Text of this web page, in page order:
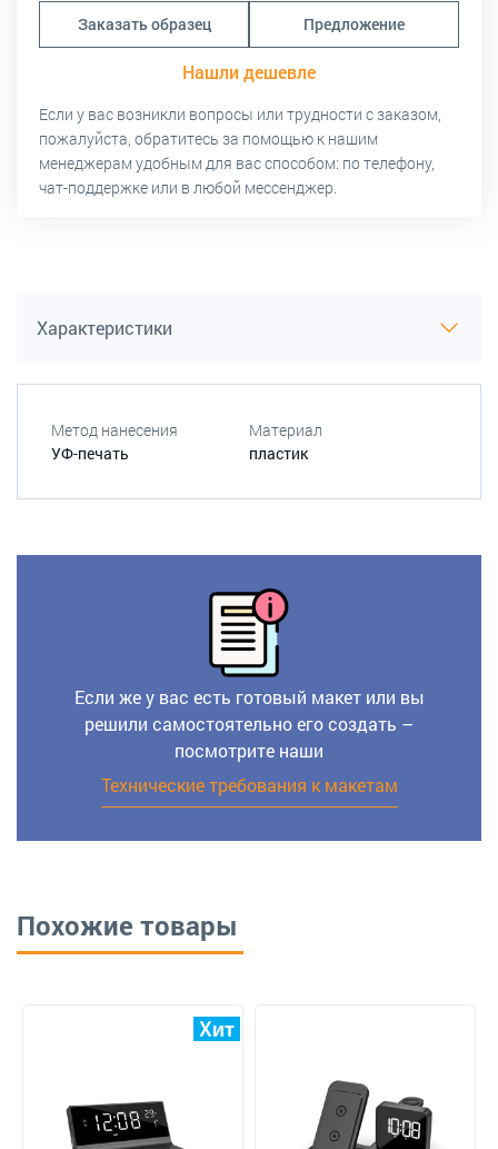
Заказать образец Предложение
Нашли дешевле
Если у вас возникли вопросы или трудности с заказом,
пожалуйста, обратитесь за помощью к нашим
менеджерам удобным для вас способом: по телефону,
чат-поддержке или в любой мессенджер.
Характеристики
Метод нанесения
УФ-печать
Материал
пластик
Если же у вас есть готовый макет или вы
решили самостоятельно его создать –
посмотрите наши
Технические требования к макетам
Похожие товары